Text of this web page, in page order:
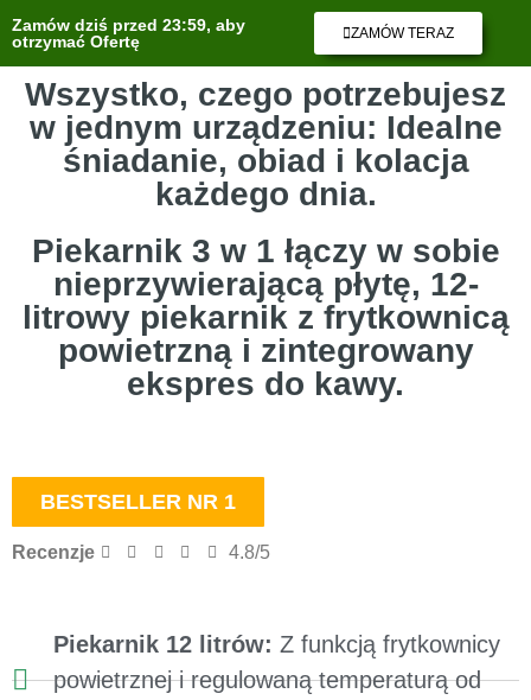
Zamów dziś przed 23:59, aby
otrzymać Ofertę
ZAMÓW TERAZ
Wszystko, czego potrzebujesz
w jednym urządzeniu: Idealne
śniadanie, obiad i kolacja
każdego dnia.
Piekarnik 3 w 1 łączy w sobie
nieprzywierającą płytę, 12-
litrowy piekarnik z frytkownicą
powietrzną i zintegrowany
ekspres do kawy.
BESTSELLER NR 1
Recenzje 4.8/5
Piekarnik 12 litrów: Z funkcją frytkownicy
powietrznej i regulowaną temperaturą od